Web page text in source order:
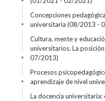
Concepciones
universitaria (08/2013 -
+
Cultura, mente y
universitarios. La
07/2013)
+
Procesos
aprendizaje de nivel
+
La docencia universitaria: